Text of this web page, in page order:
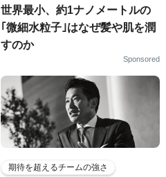
世界最小、約1ナノメートルの
｢微細水粒子｣はなぜ髪や肌を潤
すのか
Sponsored
期待を超えるチームの強さ